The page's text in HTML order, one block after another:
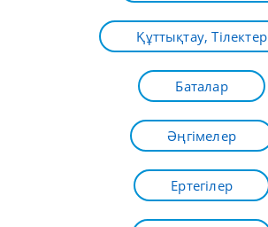
Құттықтау, Тілектер
Баталар
Әңгімелер
Ертегілер